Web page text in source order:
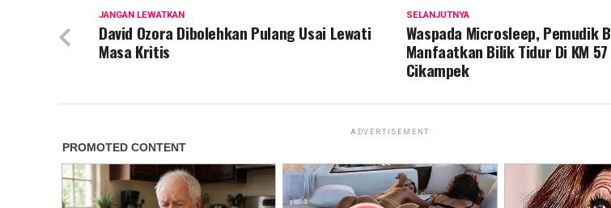
SELANJUTNYA
Waspada Microsleep, Pemudik
Manfaatkan Bilik Tidur Di KM 57
Cikampek
JANGAN LEWATKAN
David Ozora Dibolehkan Pulang Usai Lewati
Masa Kritis
ADVERTISEMENT